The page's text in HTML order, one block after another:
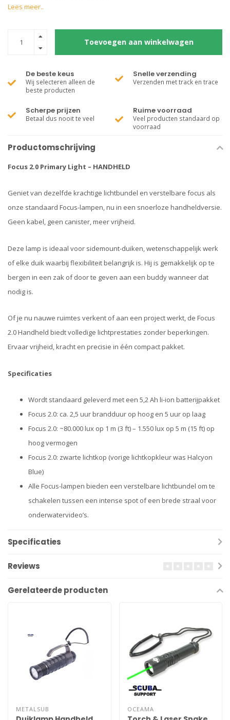
Lees meer..
Toevoegen aan winkelwagen
De beste keus
Wij selecteren alleen de
beste producten
Snelle verzending
Verzenden met track en trace
Scherpe prijzen
Betaal dus nooit te veel
Ruime voorraad
Veel producten standaard op
voorraad
Productomschrijving
Focus 2.0 Primary Light – HANDHELD
Geniet van dezelfde krachtige lichtbundel en verstelbare focus als
onze standaard Focus-lampen, nu in een snoerloze handheldversie.
Geen kabel, geen canister, meer vrijheid.
Deze lamp is ideaal voor sidemount-duiken, wetenschappelijk werk
of elke duik waarbij flexibiliteit belangrijk is. Hij is gemakkelijk op te
bergen in een zak of door te geven aan een buddy wanneer dat
nodig is.
Of je nu nauwe ruimtes verkent of aan een project werkt, de Focus
2.0 Handheld biedt volledige lichtprestaties zonder beperkingen.
Ervaar vrijheid, kracht en precisie in één compact pakket.
Specificaties
Wordt standaard geleverd met een 5,2 Ah li-ion batterijpakket
Focus 2.0: ca. 2,5 uur brandduur op hoog en 5 uur op laag
Focus 2.0: ~80.000 lux op 1 m (3 ft) – 1.550 lux op 5 m (15 ft) op
hoog vermogen
Focus 2.0: zwarte lichtkop (vorige lichtkopkleur was Halcyon
Blue)
Alle Focus-lampen bieden een verstelbare lichtbundel om te
schakelen tussen een intense spot of een brede straal voor
onderwatervideo’s.
Specificaties
Reviews
Gerelateerde producten
METALSUB OCEAMA